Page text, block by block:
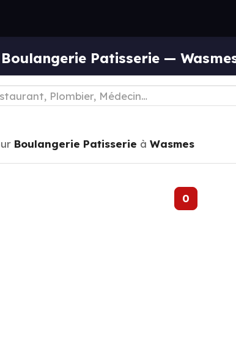
Patisserie —
Boulangerie Patisserie à Wasmes
0